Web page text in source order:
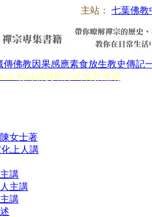
主站： 七葉佛教
傳佛教因果感應素食放生教史傳記
粉絲群贊助方式戒邪淫網
女士著
上人講
講
主講
講